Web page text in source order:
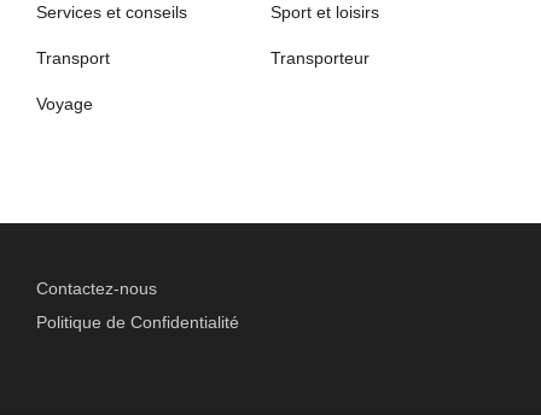
Services et conseils Sport et loisirs
Transport Transporteur
Voyage
Contactez-nous
Politique de Confidentialité